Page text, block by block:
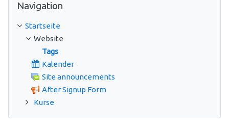
Navigation
Startseite
Website
Tags
Kalender
Site announcements
After Signup Form
Kurse